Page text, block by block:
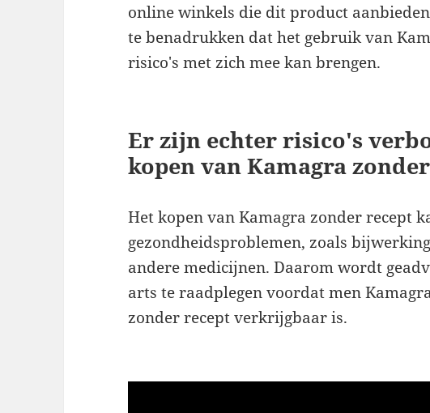
online winkels die dit product
te benadrukken dat het gebruik van
risico's met zich mee kan brengen.
Er zijn echter risico's
kopen van Kamagra
Het kopen van Kamagra zonder recept
gezondheidsproblemen, zoals
andere medicijnen. Daarom wordt
arts te raadplegen voordat men
zonder recept verkrijgbaar is.